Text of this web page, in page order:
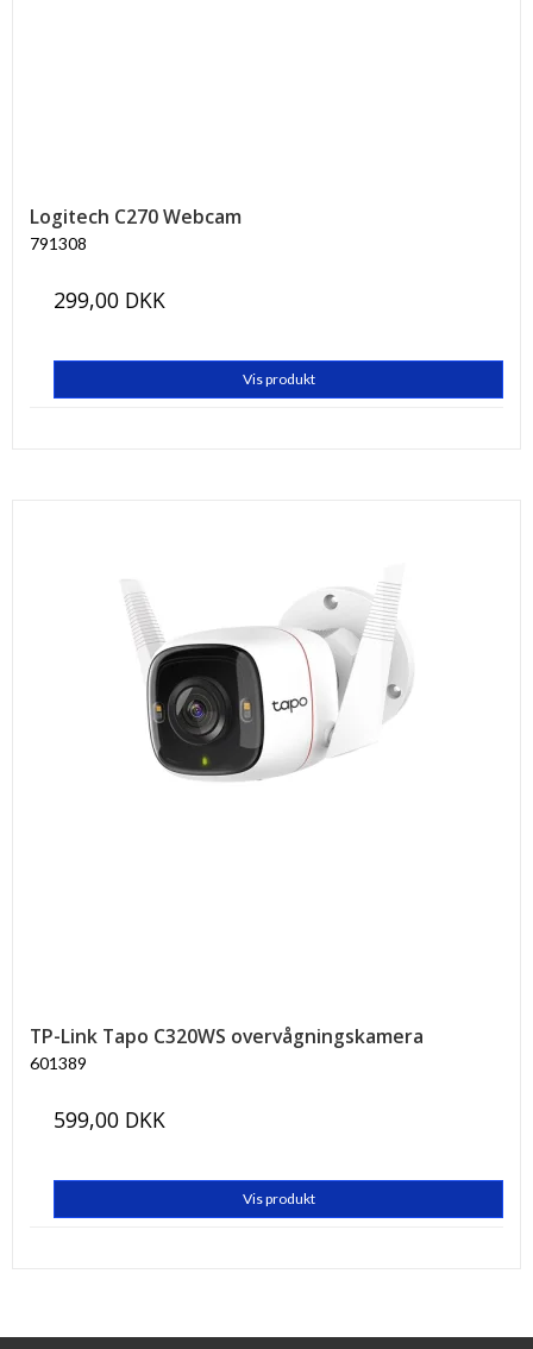
Logitech C270 Webcam
791308
299,00 DKK
Vis produkt
TP-Link Tapo C320WS overvågningskamera
601389
599,00 DKK
Vis produkt